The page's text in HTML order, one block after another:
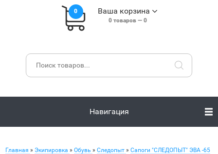
0 Ваша корзина
0товаров — 0
Навигация
Главная » Экипировка » Обувь » Следопыт » Сапоги "СЛЕДОПЫТ" ЭВА -65